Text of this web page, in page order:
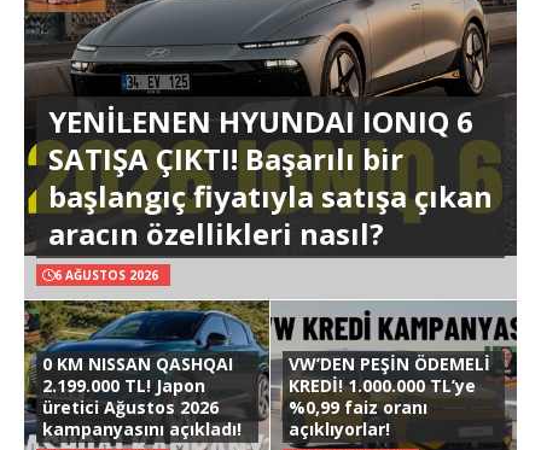
YENİLENEN HYUNDAI IONIQ 6
SATIŞA ÇIKTI! Başarılı bir
başlangıç fiyatıyla satışa çıkan
aracın özellikleri nasıl?
6 AĞUSTOS 2026
0 KM NISSAN QASHQAI
2.199.000 TL! Japon
üretici Ağustos 2026
kampanyasını açıkladı!
VW’DEN PEŞİN ÖDEMELİ
KREDİ! 1.000.000 TL’ye
%0,99 faiz oranı
açıklıyorlar!